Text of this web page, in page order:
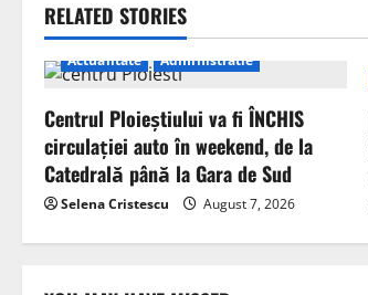
RELATED STORIES
Actualitate Administratie
Centrul Ploieștiului va fi ÎNCHIS
circulației auto în weekend, de la
Catedrală până la Gara de Sud
Selena Cristescu August 7, 2026